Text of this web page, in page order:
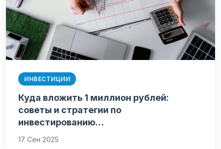
ИНВЕСТИЦИИ
Куда вложить 1 миллион рублей:
советы и стратегии по
инвестированию…
17 Сен 2025